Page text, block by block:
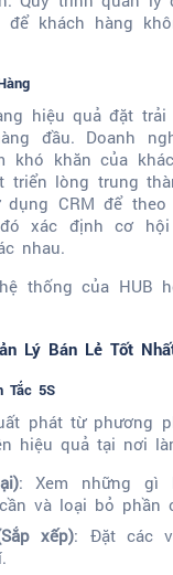
khách hàng
hiệu quả đặt trải
đầu. Doanh
khó khăn của
triển lòng trung
CRM để
xác định cơ
nhau.
thống của HUB
Lý Bán Lẻ Tốt
Tắc 5S
phát từ phương
hiệu quả tại nơi
: Xem những gì
và loại bỏ phần
xếp): Đặt các